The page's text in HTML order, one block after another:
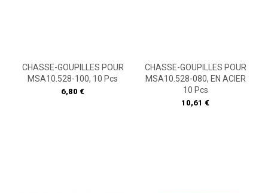
CHASSE-GOUPILLES POUR
MSA10.528-100, 10 Pcs
Prix
6,80 €
CHASSE-GOUPILLES POUR
MSA10.528-080, EN ACIER
10 Pcs
Prix
10,61 €